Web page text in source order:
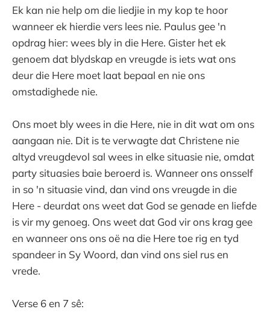
Ek kan nie help om die liedjie in my kop te hoor
wanneer ek hierdie vers lees nie. Paulus gee 'n
opdrag hier: wees bly in die Here. Gister het ek
genoem dat blydskap en vreugde is iets wat ons
deur die Here moet laat bepaal en nie ons
omstadighede nie.
Ons moet bly wees in die Here, nie in dit wat om ons
aangaan nie. Dit is te verwagte dat Christene nie
altyd vreugdevol sal wees in elke situasie nie, omdat
party situasies baie beroerd is. Wanneer ons onsself
in so 'n situasie vind, dan vind ons vreugde in die
Here - deurdat ons weet dat God se genade en liefde
is vir my genoeg. Ons weet dat God vir ons krag gee
en wanneer ons ons oë na die Here toe rig en tyd
spandeer in Sy Woord, dan vind ons siel rus en
vrede.
Verse 6 en 7 sê: